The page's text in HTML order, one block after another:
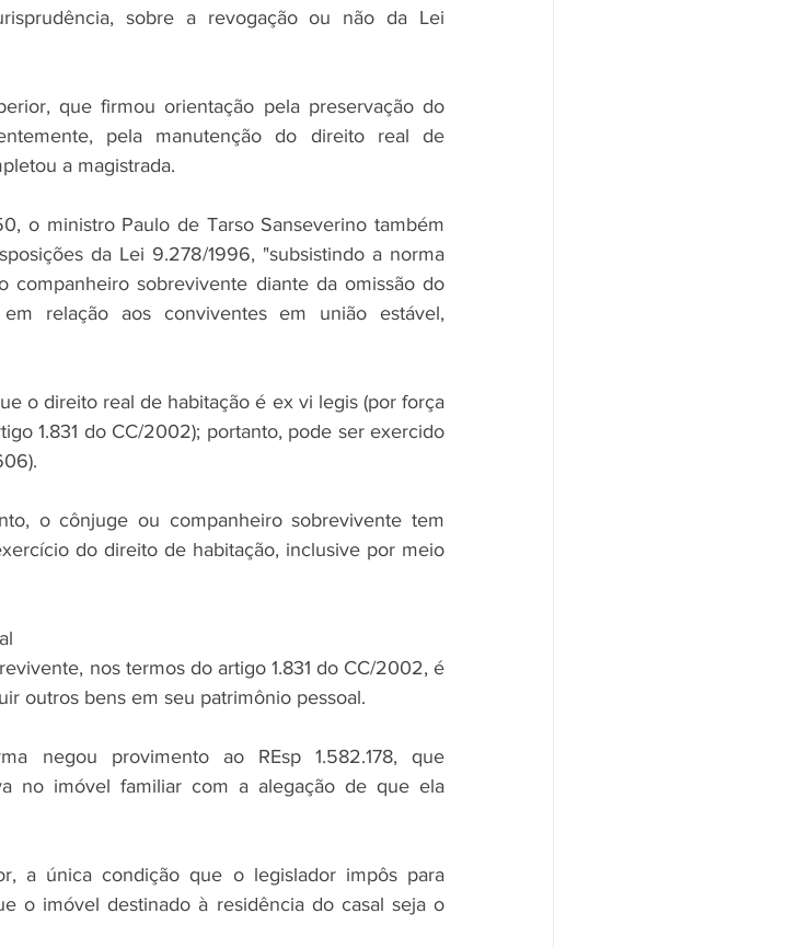
sobre a revogação ou não da Lei
que firmou orientação pela preservação do
pela manutenção do direito real de
a magistrada.
o ministro Paulo de Tarso Sanseverino também
da Lei 9.278/1996, "subsistindo a norma
sobrevivente diante da omissão do
relação aos conviventes em união estável,
o direito real de habitação é ex vi legis (por força
1.831 do CC/2002); portanto, pode ser exercido
o cônjuge ou companheiro sobrevivente tem
do direito de habitação, inclusive por meio
nos termos do artigo 1.831 do CC/2002, é
outros bens em seu patrimônio pessoal.
negou provimento ao REsp 1.582.178, que
no imóvel familiar com a alegação de que ela
a única condição que o legislador impôs para
o imóvel destinado à residência do casal seja o